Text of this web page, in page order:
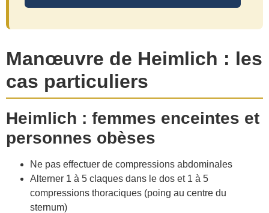
Manœuvre de Heimlich : les
cas particuliers
Heimlich : femmes enceintes et
personnes obèses
Ne pas effectuer de compressions abdominales
Alterner 1 à 5 claques dans le dos et 1 à 5
compressions thoraciques (poing au centre du
sternum)